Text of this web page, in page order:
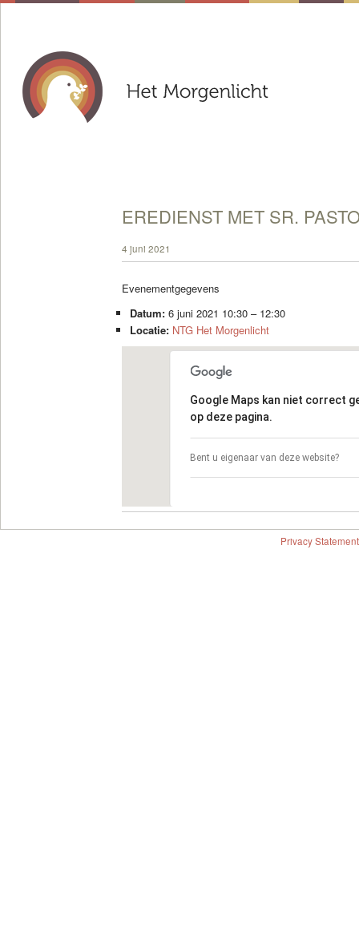
EREDIENST MET SR.
4 juni 2021
Evenementgegevens
Datum: 6 juni 2021 10:30– 12:30
Locatie: NTG Het Morgenlicht
Google Maps kan niet correct
op deze pagina.
Bent u eigenaar van deze website?
Privacy Statement